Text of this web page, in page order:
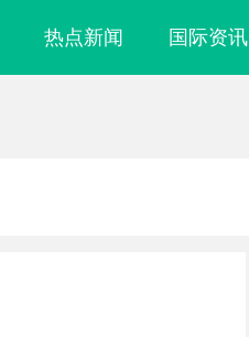
热点新闻 国际资讯